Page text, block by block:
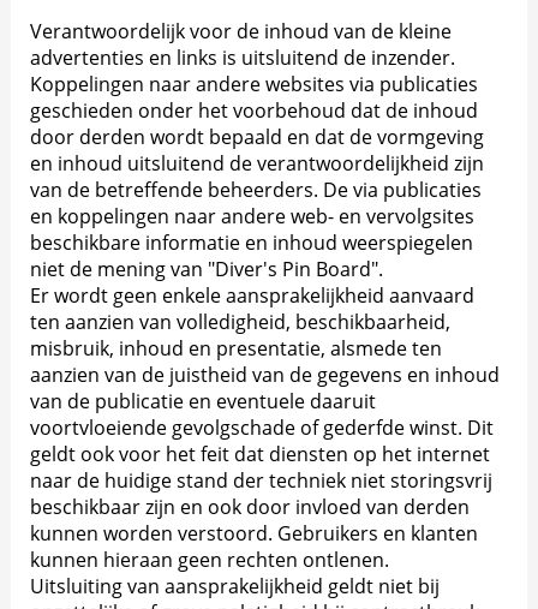
Verantwoordelijk voor de inhoud van de kleine
advertenties en links is uitsluitend de inzender.
Koppelingen naar andere websites via publicaties
geschieden onder het voorbehoud dat de inhoud
door derden wordt bepaald en dat de vormgeving
en inhoud uitsluitend de verantwoordelijkheid zijn
van de betreffende beheerders. De via publicaties
en koppelingen naar andere web- en vervolgsites
beschikbare informatie en inhoud weerspiegelen
niet de mening van "Diver's Pin Board".
Er wordt geen enkele aansprakelijkheid aanvaard
ten aanzien van volledigheid, beschikbaarheid,
misbruik, inhoud en presentatie, alsmede ten
aanzien van de juistheid van de gegevens en inhoud
van de publicatie en eventuele daaruit
voortvloeiende gevolgschade of gederfde winst. Dit
geldt ook voor het feit dat diensten op het internet
naar de huidige stand der techniek niet storingsvrij
beschikbaar zijn en ook door invloed van derden
kunnen worden verstoord. Gebruikers en klanten
kunnen hieraan geen rechten ontlenen.
Uitsluiting van aansprakelijkheid geldt niet bij